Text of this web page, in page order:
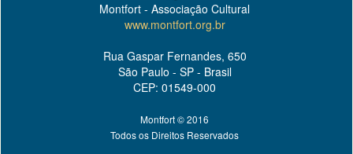
Montfort - Associação Cultural
www.montfort.org.br
Rua Gaspar Fernandes, 650
São Paulo - SP - Brasil
CEP: 01549-000
Montfort © 2016
Todos os Direitos Reservados